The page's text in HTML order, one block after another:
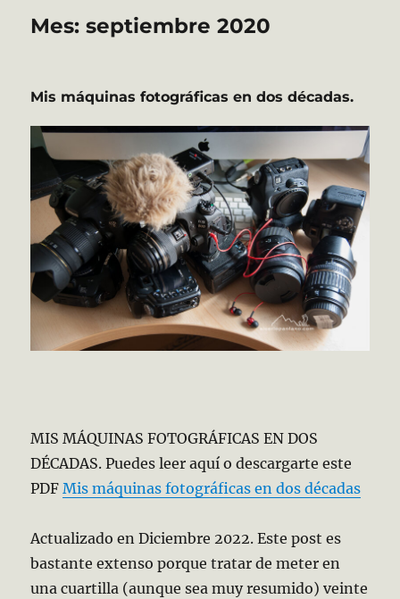
Mes:septiembre 2020
Mis máquinas fotográficas en dos décadas.
MIS MÁQUINAS FOTOGRÁFICAS EN DOS
DÉCADAS. Puedes leer aquí o descargarte este
PDFMis máquinas fotográficas en dos décadas
Actualizado en Diciembre 2022. Este post es
bastante extenso porque tratar de meter en
una cuartilla (aunque sea muy resumido) veinte